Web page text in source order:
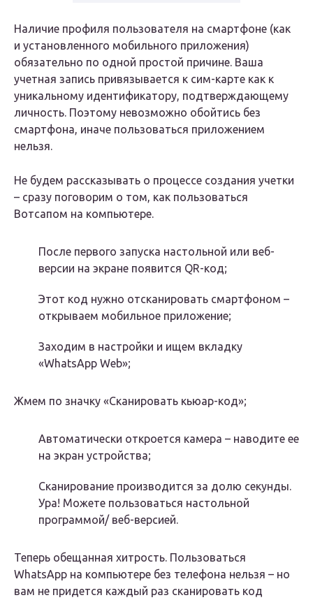
Наличие профиля пользователя на смартфоне (как
и установленного мобильного приложения)
обязательно по одной простой причине. Ваша
учетная запись привязывается к сим-карте как к
уникальному идентификатору, подтверждающему
личность. Поэтому невозможно обойтись без
смартфона, иначе пользоваться приложением
нельзя.
Не будем рассказывать о процессе создания учетки
– сразу поговорим о том, как пользоваться
Вотсапом на компьютере.
После первого запуска настольной или веб-
версии на экране появится QR-код;
Этот код нужно отсканировать смартфоном –
открываем мобильное приложение;
Заходим в настройки и ищем вкладку
«WhatsApp Web»;
Жмем по значку «Сканировать кьюар-код»;
Автоматически откроется камера – наводите ее
на экран устройства;
Сканирование производится за долю секунды.
Ура! Можете пользоваться настольной
программой/ веб-версией.
Теперь обещанная хитрость. Пользоваться
WhatsApp на компьютере без телефона нельзя – но
вам не придется каждый раз сканировать код